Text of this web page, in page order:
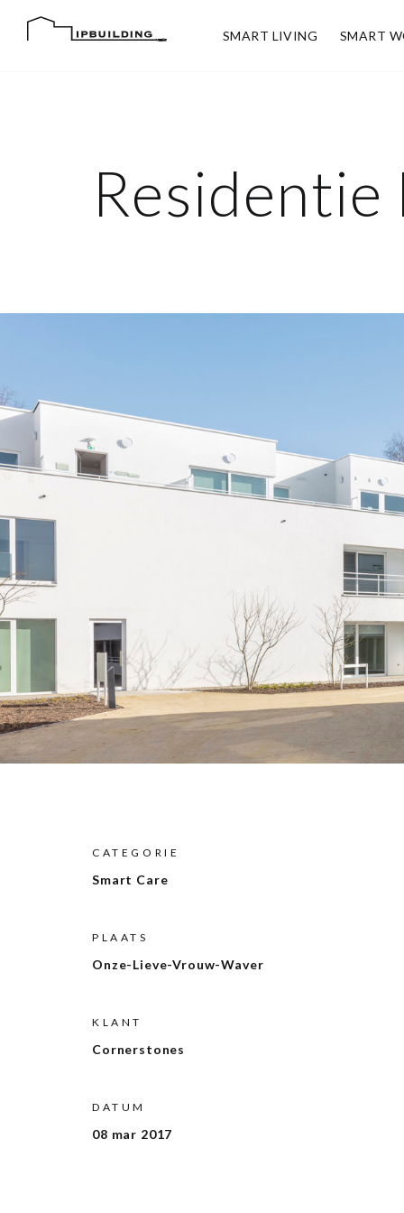
SMART LIVING SMART
CATEGORIE
Smart Care
PLAATS
Onze-Lieve-Vrouw-Waver
KLANT
Cornerstones
DATUM
08 mar 2017